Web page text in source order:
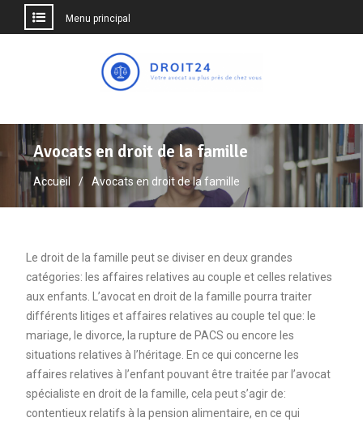
Menu principal
Avocats en droit de la famille
Accueil Avocats en droit de la famille
Le droit de la famille peut se diviser en deux grandes
catégories: les affaires relatives au couple et celles relatives
aux enfants. L’avocat en droit de la famille pourra traiter
différents litiges et affaires relatives au couple tel que: le
mariage, le divorce, la rupture de PACS ou encore les
situations relatives à l’héritage. En ce qui concerne les
affaires relatives à l’enfant pouvant être traitée par l’avocat
spécialiste en droit de la famille, cela peut s’agir de:
contentieux relatifs à la pension alimentaire, en ce qui